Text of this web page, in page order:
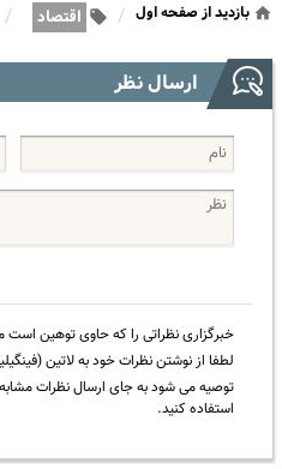
بازدید از صفحه اول / اقتصاد /
ارسال نظر
خبرگزاری نظراتی را که حاوی توهین است
لطفا از نوشتن نظرات خود به لاتین
توصیه می شود به جای ارسال نظرات
استفاده کنید.